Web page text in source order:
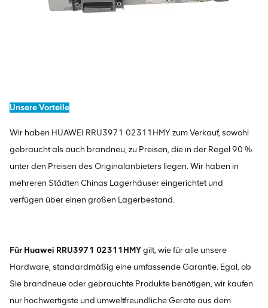
Unsere Vorteile
Wir haben HUAWEI RRU3971 02311HMY zum Verkauf, sowohl
gebraucht als auch brandneu, zu Preisen, die in der Regel 90 %
unter den Preisen des Originalanbieters liegen. Wir haben in
mehreren Städten Chinas Lagerhäuser eingerichtet und
verfügen über einen großen Lagerbestand.
Für Huawei RRU3971 02311HMYgilt, wie für alle unsere
Hardware, standardmäßig eine umfassende Garantie. Egal, ob
Sie brandneue oder gebrauchte Produkte benötigen, wir kaufen
nur hochwertigste und umweltfreundliche Geräte aus dem